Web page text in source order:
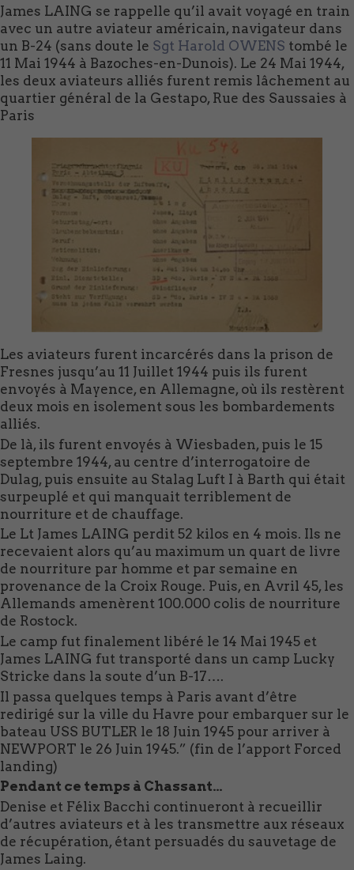
James LAING se rappelle qu’il avait voyagé en train
avec un autre aviateur américain, navigateur dans
un B-24 (sans doute le Sgt Harold OWENS tombé le
11 Mai 1944 à Bazoches-en-Dunois). Le 24 Mai 1944,
les deux aviateurs alliés furent remis lâchement au
quartier général de la Gestapo, Rue des Saussaies à
Paris
Les aviateurs furent incarcérés dans la prison de
Fresnes jusqu’au 11 Juillet 1944 puis ils furent
envoyés à Mayence, en Allemagne, où ils restèrent
deux mois en isolement sous les bombardements
alliés.
De là, ils furent envoyés à Wiesbaden, puis le 15
septembre 1944, au centre d’interrogatoire de
Dulag, puis ensuite au Stalag Luft I à Barth qui était
surpeuplé et qui manquait terriblement de
nourriture et de chauffage.
Le Lt James LAING perdit 52 kilos en 4 mois. Ils ne
recevaient alors qu’au maximum un quart de livre
de nourriture par homme et par semaine en
provenance de la Croix Rouge. Puis, en Avril 45, les
Allemands amenèrent 100.000 colis de nourriture
de Rostock.
Le camp fut finalement libéré le 14 Mai 1945 et
James LAING fut transporté dans un camp Lucky
Stricke dans la soute d’un B-17….
Il passa quelques temps à Paris avant d’être
redirigé sur la ville du Havre pour embarquer sur le
bateau USS BUTLER le 18 Juin 1945 pour arriver à
NEWPORT le 26 Juin 1945.” (fin de l’apport Forced
landing)
Pendant ce temps à Chassant…
Denise et Félix Bacchi continueront à recueillir
d’autres aviateurs et à les transmettre aux réseaux
de récupération, étant persuadés du sauvetage de
James Laing.